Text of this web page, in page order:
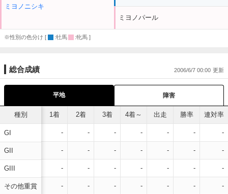
ミヨノニシキ
ミヨノパール
※性別の色分け [ :牡馬 :牝馬 ]
総合成績 2006/6/7 00:00
平地 障害
種別
GI
GII
GIII
その他重賞
1着 2着 3着 4着～ 出走 勝率 連対率
- - - - - - -
- - - - - - -
- - - - - - -
- - - - - - -